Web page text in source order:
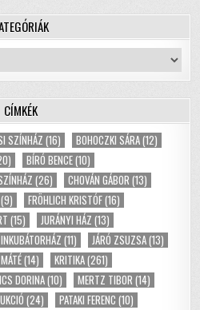
CÍMKÉK
SZÍNHÁZ (16) BOHOCZKI SÁRA(12)
BÍRÓ BENCE(10)
(26) CHOVÁN GÁBOR (13)
(9) FRÖHLICH KRISTÓF(16)
(15) JURÁNYI HÁZ (13)
(11) JÁRÓ ZSUZSA(13)
(14) KRITIKA(261)
DORINA(10) MERTZ TIBOR (14)
(24) PATAKI FERENC (10)